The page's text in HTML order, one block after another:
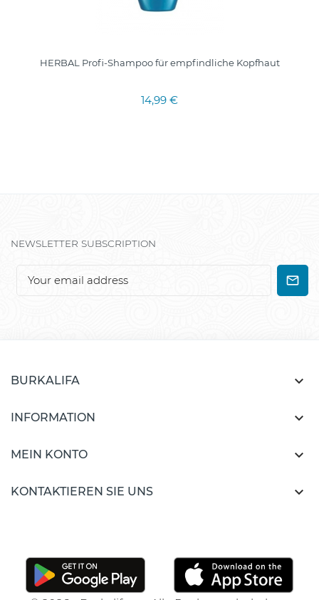
HERBAL Profi-Shampoo für empfindliche Kopfhaut
14,99 €
NEWSLETTER SUBSCRIPTION
BURKALIFA 
INFORMATION 
MEIN KONTO 
KONTAKTIEREN SIE UNS 